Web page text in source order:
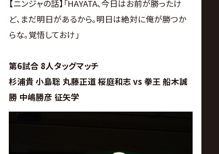
【ニンジャの話】｢HAYATA､今日はお前が勝ったけ
ど､まだ明日があるから｡明日は絶対に俺が勝つか
らな｡覚悟しておけ｣
第6試合 8人タッグマッチ
杉浦貴 小島聡 丸藤正道 桜庭和志 vs 拳王 船木誠
勝 中嶋勝彦 征矢学